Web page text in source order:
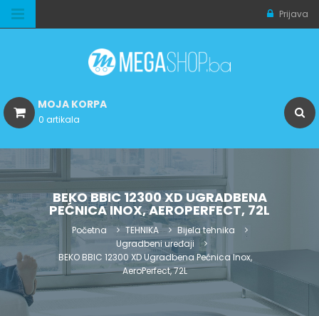
Prijava
MOJA KORPA
0 artikala
BEKO BBIC 12300 XD UGRADBENA
PEĆNICA INOX, AEROPERFECT, 72L
Početna TEHNIKA
Bijela tehnika
Ugradbeni uređaji
BEKO BBIC 12300 XD Ugradbena Pećnica Inox,
AeroPerfect, 72L